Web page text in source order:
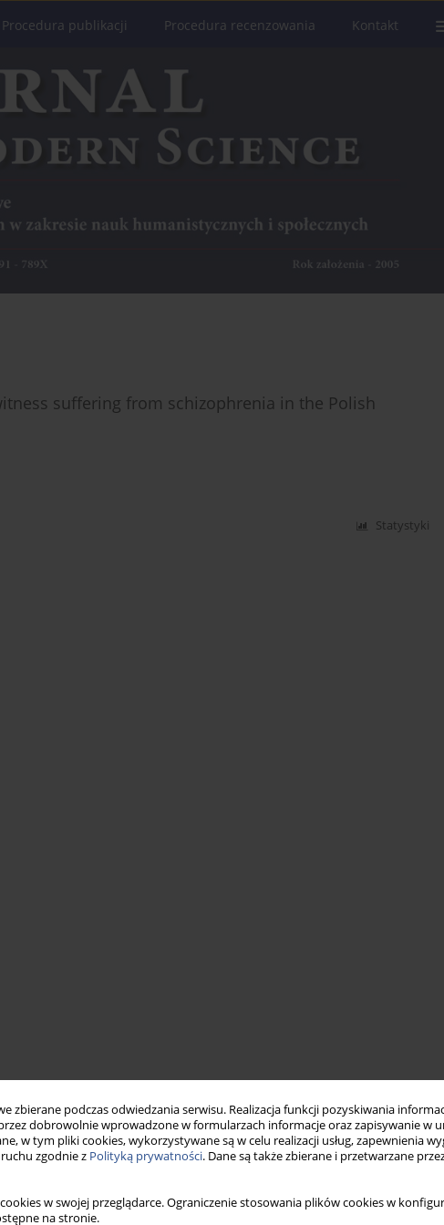
zbierane podczas odwiedzania serwisu. Realizacja funkcji pozyskiwania
dobrowolnie wprowadzone w formularzach informacje oraz zapisywanie w
w tym pliki cookies, wykorzystywane są w celu realizacji usług, zapewnienia
zgodnie z Polityką prywatności. Dane są także zbierane i przetwarzane
w swojej przeglądarce. Ograniczenie stosowania plików cookies w
na stronie.
Procedura publikacji Procedura recenzowania Kontakt
suffering from schizophrenia in the Polish
Statystyki